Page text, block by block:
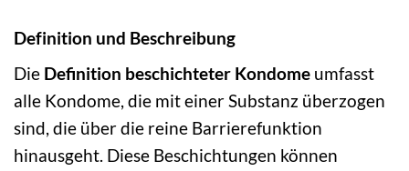
Definition und Beschreibung
Die Definition beschichteter Kondome umfasst
alle Kondome, die mit einer Substanz überzogen
sind, die über die reine Barrierefunktion
hinausgeht. Diese Beschichtungen können